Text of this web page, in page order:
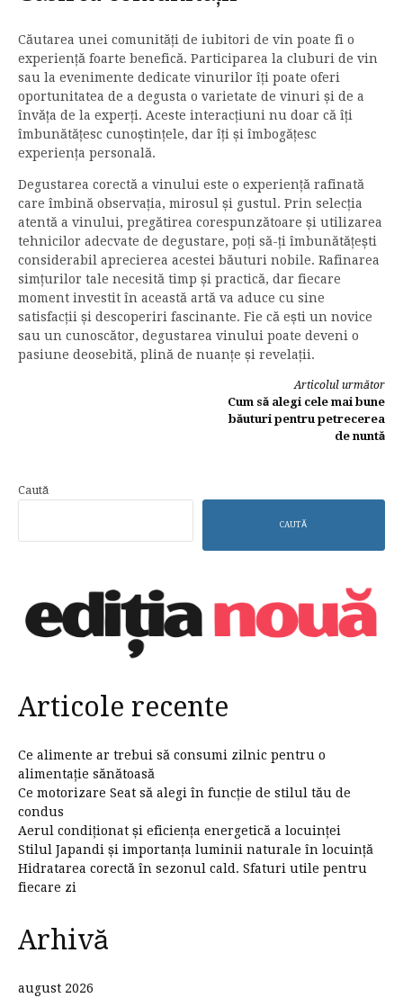
Căutarea unei comunități de iubitori de vin poate fi o
experiență foarte benefică. Participarea la cluburi de vin
sau la evenimente dedicate vinurilor îți poate oferi
oportunitatea de a degusta o varietate de vinuri și de a
învăța de la experți. Aceste interacțiuni nu doar că îți
îmbunătățesc cunoștințele, dar îți și îmbogățesc
experiența personală.
Degustarea corectă a vinului este o experiență rafinată
care îmbină observația, mirosul și gustul. Prin selecția
atentă a vinului, pregătirea corespunzătoare și utilizarea
tehnicilor adecvate de degustare, poți să-ți îmbunătățești
considerabil aprecierea acestei băuturi nobile. Rafinarea
simțurilor tale necesită timp și practică, dar fiecare
moment investit în această artă va aduce cu sine
satisfacții și descoperiri fascinante. Fie că ești un novice
sau un cunoscător, degustarea vinului poate deveni o
pasiune deosebită, plină de nuanțe și revelații.
Articolul următor
Cum să alegi cele mai bune
băuturi pentru petrecerea
de nuntă
Caută
CAUTĂ
Articole recente
Ce alimente ar trebui să consumi zilnic pentru o
alimentație sănătoasă
Ce motorizare Seat să alegi în funcție de stilul tău de
condus
Aerul condiționat și eficiența energetică a locuinței
Stilul Japandi și importanța luminii naturale în locuință
Hidratarea corectă în sezonul cald. Sfaturi utile pentru
fiecare zi
Arhivă
august 2026